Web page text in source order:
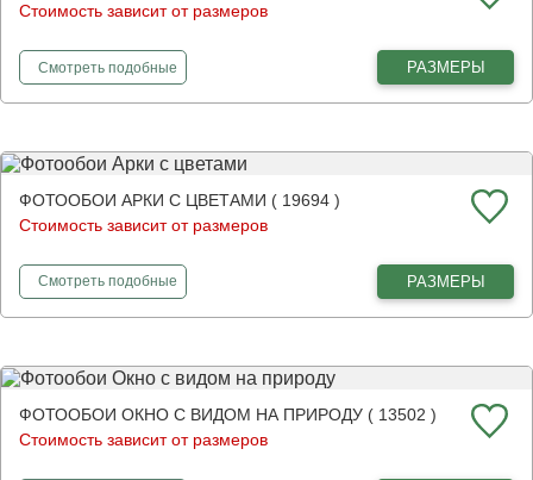
Стоимость зависит от размеров
Смотретьфотообои
подобные РАЗМЕРЫ
ФОТООБОИ АРКИ С ЦВЕТАМИ ( 19694 )
Стоимость зависит от размеров
Смотретьфотообои
подобные РАЗМЕРЫ
ФОТООБОИ ОКНО С ВИДОМ НА ПРИРОДУ ( 13502 )
Стоимость зависит от размеров